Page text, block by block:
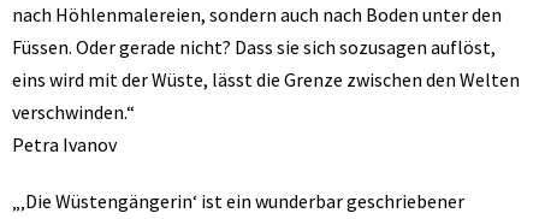
nach Höhlenmalereien, sondern auch nach Boden unter den
Füssen. Oder gerade nicht? Dass sie sich sozusagen auflöst,
eins wird mit der Wüste, lässt die Grenze zwischen den Welten
verschwinden.“
Petra Ivanov
„‚Die Wüstengängerin‘ ist ein wunderbar geschriebener